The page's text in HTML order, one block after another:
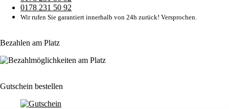
0178 231 50 92
Wir rufen Sie garantiert innerhalb von 24h zurück! Versprochen.
Bezahlen am Platz
Gutschein bestellen